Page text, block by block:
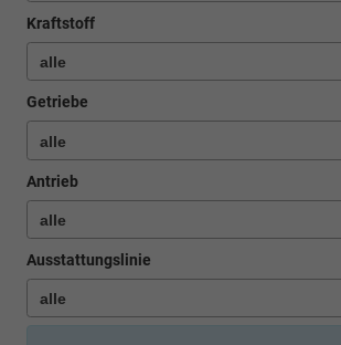
Kraftstoff
Getriebe
Antrieb
Ausstattungslinie